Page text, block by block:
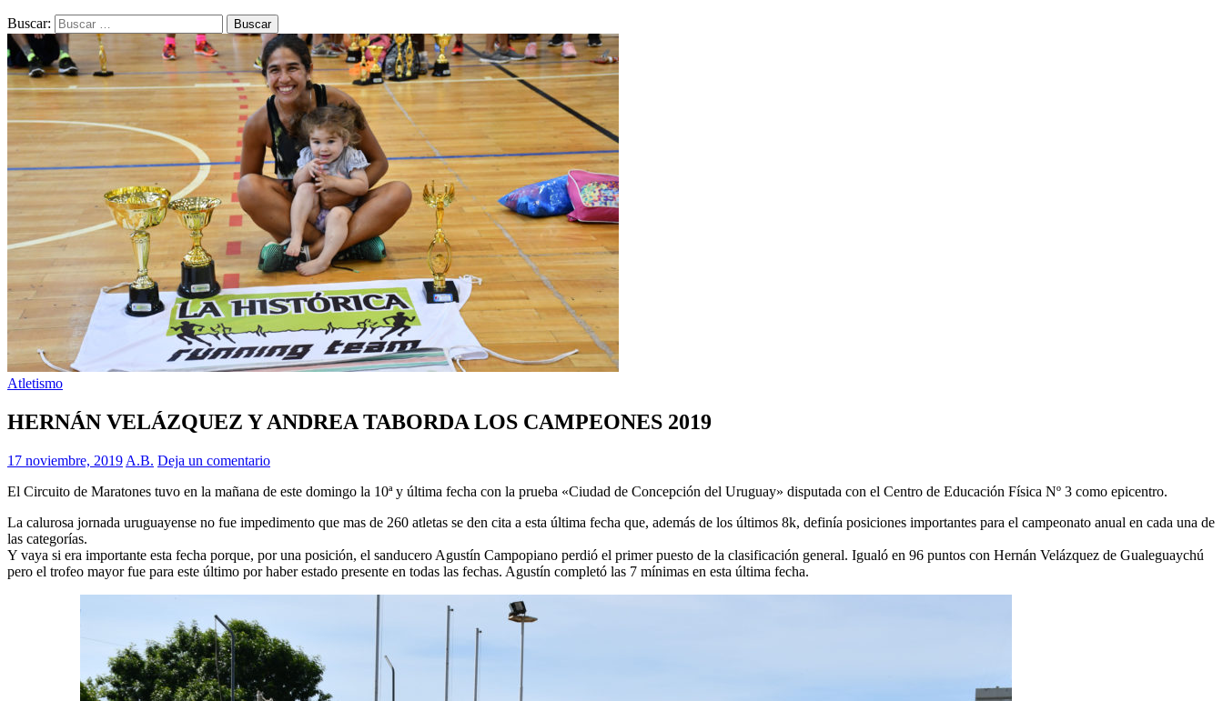
Buscar:
Atletismo
HERNÁN VELÁZQUEZ Y ANDREA TABORDA LOS CAMPEONES 2019
17 noviembre, 2019 A.B. Deja un comentario
El Circuito de Maratones tuvo en la mañana de este domingo la 10ª y última fecha con la prueba «Ciudad de Concepción del Uruguay» disputada con el Centro de Educación Física Nº 3 como epicentro.
La calurosa jornada uruguayense no fue impedimento que mas de 260 atletas se den cita a esta última fecha que, además de los últimos 8k, definía posiciones importantes para el campeonato anual en cada una de
las categorías.
Y vaya si era importante esta fecha porque, por una posición, el sanducero Agustín Campopiano perdió el primer puesto de la clasificación general. Igualó en 96 puntos con Hernán Velázquez de Gualeguaychú
pero el trofeo mayor fue para este último por haber estado presente en todas las fechas. Agustín completó las 7 mínimas en esta última fecha.